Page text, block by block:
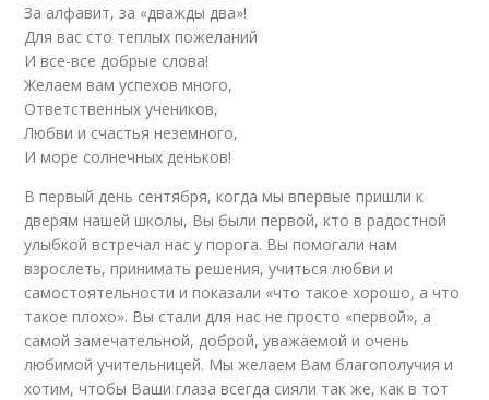
За алфавит, за «дважды два»!
Для вас сто теплых пожеланий
И все-все добрые слова!
Желаем вам успехов много,
Ответственных учеников,
Любви и счастья неземного,
И море солнечных деньков!
В первый день сентября, когда мы впервые пришли к
дверям нашей школы, Вы были первой, кто в радостной
улыбкой встречал нас у порога. Вы помогали нам
взрослеть, принимать решения, учиться любви и
самостоятельности и показали «что такое хорошо, а что
такое плохо». Вы стали для нас не просто «первой», а
самой замечательной, доброй, уважаемой и очень
любимой учительницей. Мы желаем Вам благополучия и
хотим, чтобы Ваши глаза всегда сияли так же, как в тот